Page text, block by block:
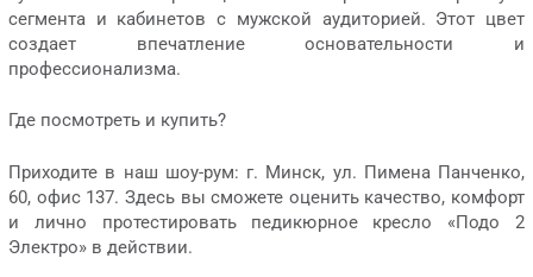
сегмента и кабинетов с мужской аудиторией. Этот цвет
создает впечатление основательности и
профессионализма.
Где посмотреть и купить?
Приходите в наш шоу-рум: г. Минск, ул. Пимена Панченко,
60, офис 137. Здесь вы сможете оценить качество, комфорт
и лично протестировать педикюрное кресло «Подо 2
Электро» в действии.